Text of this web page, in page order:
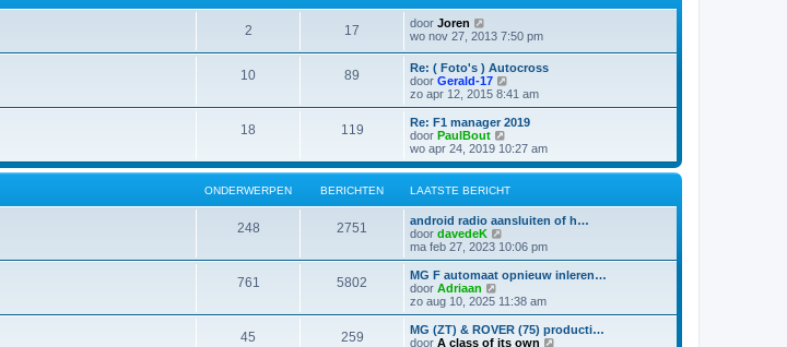
e
i
c
h
t
s
e
b
e
i
c
a
t
s
t
e
b
e
r
c
h
t
2 17 door Joren
e
j
k
l
a
a
t
s
t
e
b
e
r
i
c
h
t
wo nov 27, 2013 7:50 pm
10 89
Re: ( Foto's ) Autocross
door Gerald-17
e
k
i
k
a
a
s
t
b
e
r
c
h
t
zo apr 12, 2015 8:41 am
18 119
Re: F1 manager 2019
door PaulBout
e
k
i
j
a
t
s
t
b
e
r
i
wo apr 24, 2019 10:27 am
ONDERWERPEN BERICHTEN LAATSTE BERICHT
248 2751
android radio aansluiten of h…
door davedeK
e
k
i
k
a
a
ma feb 27, 2023 10:06 pm
761 5802
MG F automaat opnieuw inleren…
door Adriaan
e
k
i
j
zo aug 10, 2025 11:38 am
45 259
MG (ZT) & ROVER (75) producti…
door A class of its own